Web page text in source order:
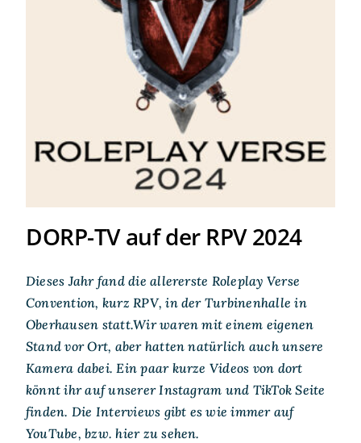
DORP-TV auf der RPV 2024
DORP-TV auf der RPV 2024
Dieses Jahr fand die allererste Roleplay Verse
Convention, kurz RPV, in der Turbinenhalle in
Oberhausen statt.Wir waren mit einem eigenen
Stand vor Ort, aber hatten natürlich auch unsere
Kamera dabei. Ein paar kurze Videos von dort
könnt ihr auf unserer Instagram und TikTok Seite
finden. Die Interviews gibt es wie immer auf
YouTube, bzw. hier zu sehen.